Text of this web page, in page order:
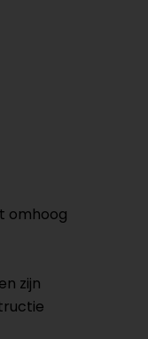
omhoog
zijn